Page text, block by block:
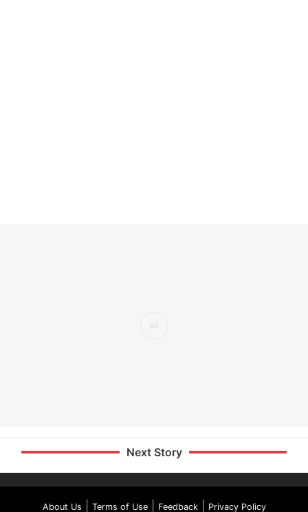
Next Story
About Us Terms of Use| Feedback| Privacy Policy